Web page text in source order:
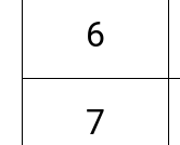
6
7